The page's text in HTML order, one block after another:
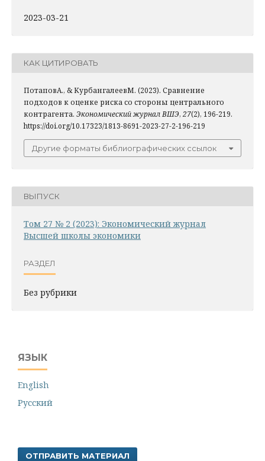
2023-03-21
КАК ЦИТИРОВАТЬ
ПотаповА., & КурбангалеевМ. (2023). Сравнение
подходов к оценке риска со стороны центрального
контрагента. Экономический журнал ВШЭ, 27(2), 196-219.
https://doi.org/10.17323/1813-8691-2023-27-2-196-219
Другие форматы библиографических ссылок
ВЫПУСК
Том 27 № 2 (2023): Экономический журнал
Высшей школы экономики
РАЗДЕЛ
Без рубрики
ЯЗЫК
English
Русский
ОТПРАВИТЬ МАТЕРИАЛ